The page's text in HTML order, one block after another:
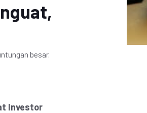
besar.
Investor